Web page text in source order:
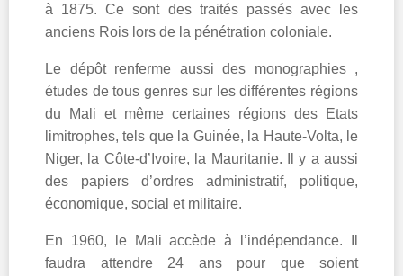
à 1875. Ce sont des traités passés avec les
anciens Rois lors de la pénétration coloniale.
Le dépôt renferme aussi des monographies ,
études de tous genres sur les différentes régions
du Mali et même certaines régions des Etats
limitrophes, tels que la Guinée, la Haute-Volta, le
Niger, la Côte-d’Ivoire, la Mauritanie. Il y a aussi
des papiers d’ordres administratif, politique,
économique, social et militaire.
En 1960, le Mali accède à l’indépendance. Il
faudra attendre 24 ans pour que soient